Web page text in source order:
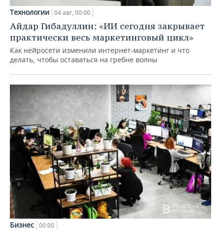
Технологии 04 авг, 00:00
Айдар Гибадуллин: «ИИ сегодня закрывает
практически весь маркетинговый цикл»
Как нейросети изменили интернет-маркетинг и что
делать, чтобы оставаться на гребне волны
Бизнес 00:00